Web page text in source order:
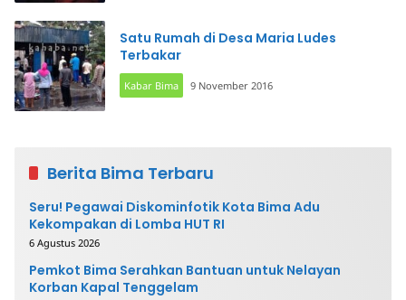
Satu Rumah di Desa Maria Ludes
Terbakar
Kabar Bima 9 November 2016
Berita Bima Terbaru
Seru! Pegawai Diskominfotik Kota Bima Adu
Kekompakan di Lomba HUT RI
6 Agustus 2026
Pemkot Bima Serahkan Bantuan untuk Nelayan
Korban Kapal Tenggelam